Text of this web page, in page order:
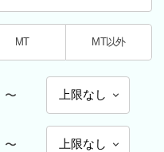
MT MT以外
〜
〜